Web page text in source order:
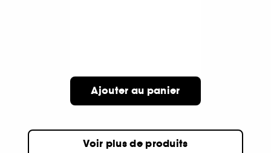
Ajouter au panier
Voir plus de produits